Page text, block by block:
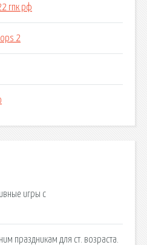
гпк рф
2
игры с
праздникам для ст. возраста.